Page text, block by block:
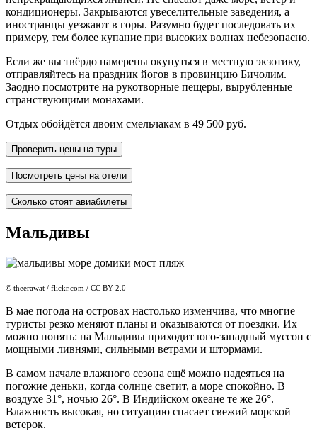
кондиционеры. Закрываются увеселительные заведения, а
иностранцы уезжают в горы. Разумно будет последовать их
примеру, тем более купание при высоких волнах небезопасно.
Если же вы твёрдо намерены окунуться в местную экзотику,
отправляйтесь на праздник йогов в провинцию Бичолим.
Заодно посмотрите на рукотворные пещеры, вырубленные
странствующими монахами.
Отдых обойдётся двоим смельчакам в 49 500 руб.
Проверить цены на туры
Посмотреть цены на отели
Сколько стоят авиабилеты
Мальдивы
© theerawat / flickr.com / CC BY 2.0
В мае погода на островах настолько изменчива, что многие
туристы резко меняют планы и оказываются от поездки. Их
можно понять: на Мальдивы приходит юго-западный муссон с
мощными ливнями, сильными ветрами и штормами.
В самом начале влажного сезона ещё можно надеяться на
погожие деньки, когда солнце светит, а море спокойно. В
воздухе 31°, ночью 26°. В Индийском океане те же 26°.
Влажность высокая, но ситуацию спасает свежий морской
ветерок.